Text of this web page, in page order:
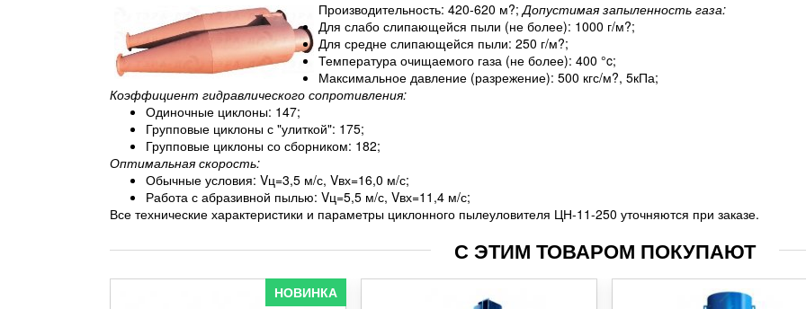
Производительность: 420-620 м?; Допустимая запыленность газа:
Для слабо слипающейся пыли (не более): 1000 г/м?;
Для средне слипающейся пыли: 250 г/м?;
Температура очищаемого газа (не более): 400 °c;
Максимальное давление (разрежение): 500 кгс/м?, 5кПа;
Коэффициент гидравлического сопротивления:
Одиночные циклоны: 147;
Групповые циклоны с "улиткой": 175;
Групповые циклоны со сборником: 182;
Оптимальная скорость:
Обычные условия: Vц=3,5 м/с, Vвх=16,0 м/с;
Работа с абразивной пылью: Vц=5,5 м/с, Vвх=11,4 м/с;
Все технические характеристики и параметры циклонного пылеуловителя ЦН-11-250 уточняются при заказе.
С ЭТИМ ТОВАРОМ ПОКУПАЮТ
НОВИНКА